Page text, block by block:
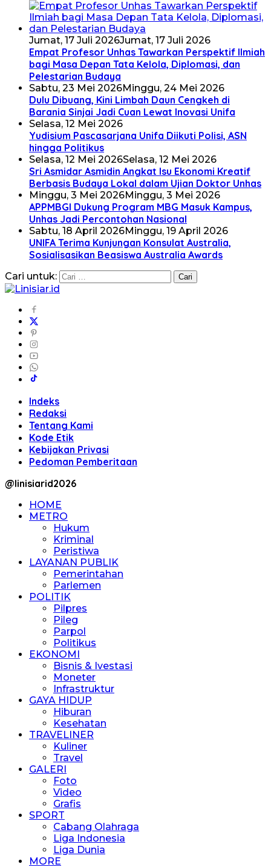
Jumat, 17 Juli 2026Jumat, 17 Juli 2026
Empat Profesor Unhas Tawarkan Perspektif Ilmiah
bagi Masa Depan Tata Kelola, Diplomasi, dan
Pelestarian Budaya
Sabtu, 23 Mei 2026Minggu, 24 Mei 2026
Dulu Dibuang, Kini Limbah Daun Cengkeh di
Barania Sinjai Jadi Cuan Lewat Inovasi Unifa
Selasa, 12 Mei 2026
Yudisium Pascasarjana Unifa Diikuti Polisi, ASN
hingga Politikus
Selasa, 12 Mei 2026Selasa, 12 Mei 2026
Sri Asmidar Asmidin Angkat Isu Ekonomi Kreatif
Berbasis Budaya Lokal dalam Ujian Doktor Unhas
Minggu, 3 Mei 2026Minggu, 3 Mei 2026
APPMBGI Dukung Program MBG Masuk Kampus,
Unhas Jadi Percontohan Nasional
Sabtu, 18 April 2026Minggu, 19 April 2026
UNIFA Terima Kunjungan Konsulat Australia,
Sosialisasikan Beasiswa Australia Awards
Cari untuk:
Indeks
Redaksi
Tentang Kami
Kode Etik
Kebijakan Privasi
Pedoman Pemberitaan
@linisiarid2026
HOME
METRO
Hukum
Kriminal
Peristiwa
LAYANAN PUBLIK
Pemerintahan
Parlemen
POLITIK
Pilpres
Pileg
Parpol
Politikus
EKONOMI
Bisnis & Ivestasi
Moneter
Infrastruktur
GAYA HIDUP
Hiburan
Kesehatan
TRAVELINER
Kuliner
Travel
GALERI
Foto
Video
Grafis
SPORT
Cabang Olahraga
Liga Indonesia
Liga Dunia
MORE